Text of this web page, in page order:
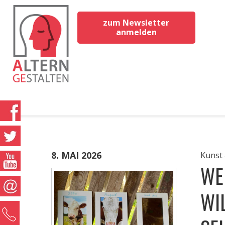
zum Newsletter
anmelden
8. MAI 2026